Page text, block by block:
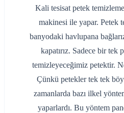
Kali tesisat petek
makinesi ile yapar. Petek
banyodaki havlupana
kapatırız. Sadece bir tek
temizleyeceğimiz petektir.
Çünkü petekler tek tek
zamanlarda bazı ilkel
yaparlardı. Bu yöntem